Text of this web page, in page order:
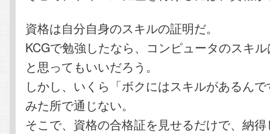
資格は自分自身のスキルの証明だ。
KCGで勉強したなら、コンピュータのスキ
と思ってもいいだろう。
しかし、いくら「ボクにはスキルがあるん
みた所で通じない。
そこで、資格の合格証を見せるだけで、納